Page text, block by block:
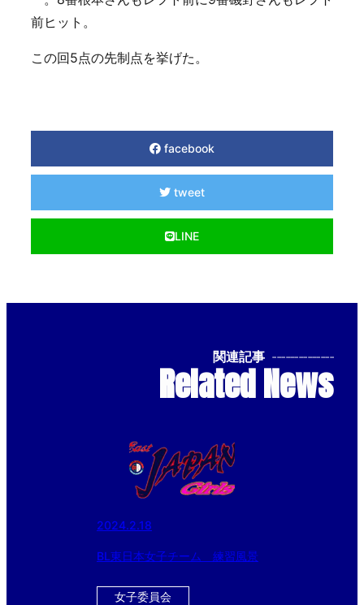
前ヒット。
この回5点の先制点を挙げた。
facebook
tweet
LINE
関連記事 --------------
Related News
2024.2.18
BL東日本女子チーム 練習風景
女子委員会